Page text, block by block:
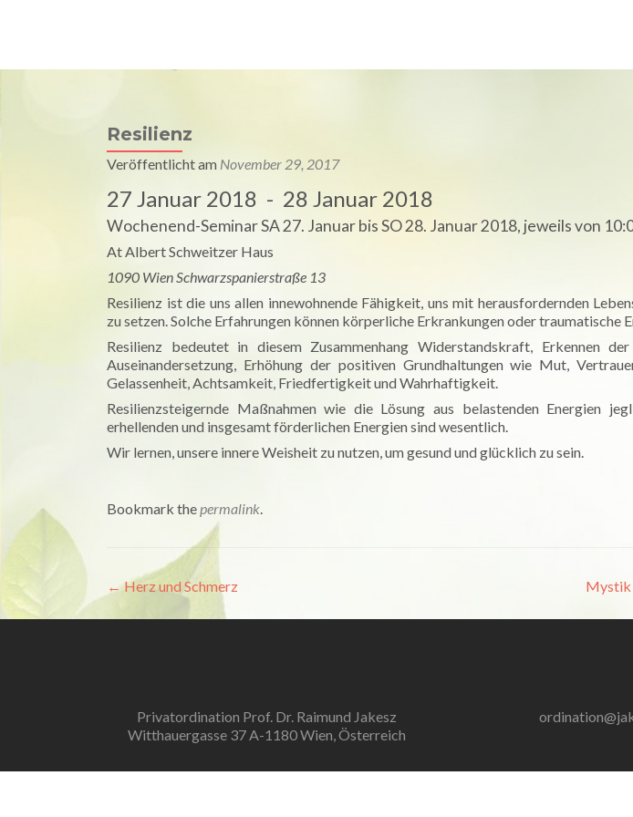
Resilienz
Veröffentlicht am November 29, 2017
27 Januar 2018 - 28 Januar 2018
Wochenend-Seminar SA 27. Januar bis SO 28. Januar 2018, jeweils von
At Albert Schweitzer Haus
1090 Wien Schwarzspanierstraße 13
Resilienz ist die uns allen innewohnende Fähigkeit, uns mit herausfordernden
zu setzen. Solche Erfahrungen können körperliche Erkrankungen oder traumatische
Resilienz bedeutet in diesem Zusammenhang Widerstandskraft, Erkennen
Auseinandersetzung, Erhöhung der positiven Grundhaltungen wie Mut,
Gelassenheit, Achtsamkeit, Friedfertigkeit und Wahrhaftigkeit.
Resilienzsteigernde Maßnahmen wie die Lösung aus belastenden Energien
erhellenden und insgesamt förderlichen Energien sind wesentlich.
Wir lernen, unsere innere Weisheit zu nutzen, um gesund und glücklich zu sein.
Bookmark thepermalink.
Artikel-
Navigation
←Herz und Schmerz Mystik
Privatordination Prof. Dr. Raimund Jakesz
Witthauergasse 37 A-1180 Wien, Österreich